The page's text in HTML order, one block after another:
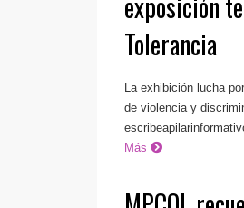
Tolerancia
La exhibición lucha
de violencia y
Más